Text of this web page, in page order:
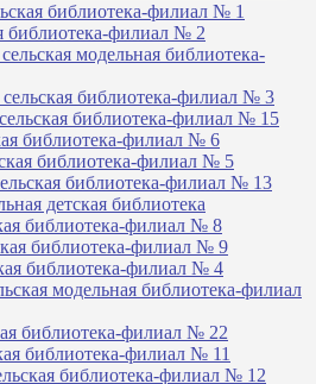
библиотека-филиал № 1
библиотека-филиал № 2
модельная библиотека-
сельская библиотека-филиал № 3
библиотека-филиал № 15
библиотека-филиал № 6
библиотека-филиал № 5
библиотека-филиал № 13
детская библиотека
библиотека-филиал № 8
библиотека-филиал № 9
библиотека-филиал № 4
модельная библиотека-филиал
библиотека-филиал № 22
библиотека-филиал № 11
библиотека-филиал № 12